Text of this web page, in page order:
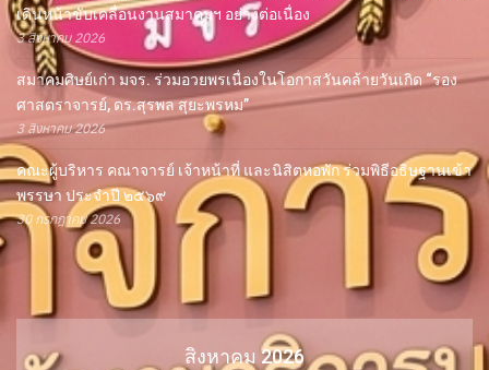
เดินหน้าขับเคลื่อนงานสมาคมฯ อย่างต่อเนื่อง
3 สิงหาคม 2026
สมาคมศิษย์เก่า มจร. ร่วมอวยพรเนื่องในโอกาสวันคล้ายวันเกิด “รอง
ศาสตราจารย์, ดร.สุรพล สุยะพรหม”
3 สิงหาคม 2026
คณะผู้บริหาร คณาจารย์ เจ้าหน้าที่ และนิสิตหอพัก ร่วมพิธีอธิษฐานเข้า
พรรษา ประจำปี ๒๕๖๙
30 กรกฎาคม 2026
สิงหาคม 2026